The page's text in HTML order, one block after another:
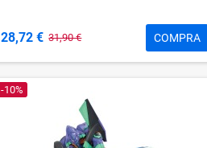
28,72 € 31,90 € COMPRA
-10%